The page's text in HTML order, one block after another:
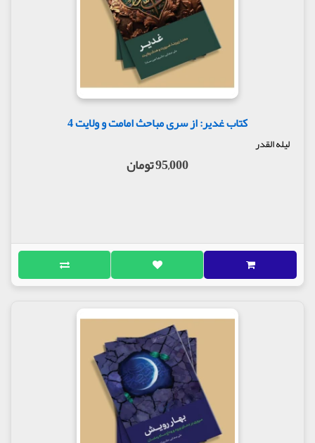
کتاب غدیر: از سری مباحث امامت و ولایت 4
لیله القدر
95,000 تومان